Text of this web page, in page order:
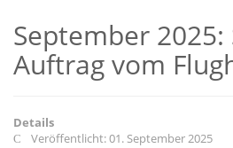
September 2025:
Auftrag vom
Details
Veröffentlicht: 01. September 2025